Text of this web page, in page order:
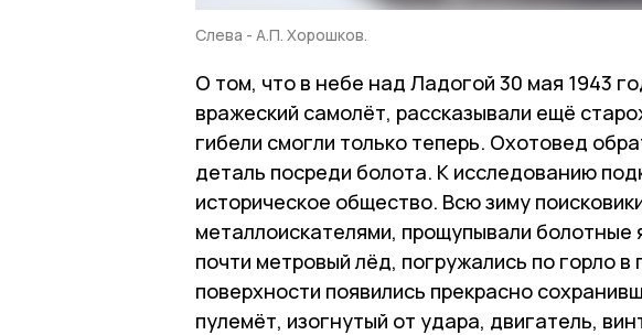
Слева - А.П. Хорошков.
О том, что в небе над Ладогой 30 мая 1943
вражеский самолёт, рассказывали ещё
гибели смогли только теперь. Охотовед
деталь посреди болота. К исследованию
историческое общество. Всю зиму
металлоискателями, прощупывали болотные
почти метровый лёд, погружались по горло
поверхности появились прекрасно
пулемёт, изогнутый от удара, двигатель,